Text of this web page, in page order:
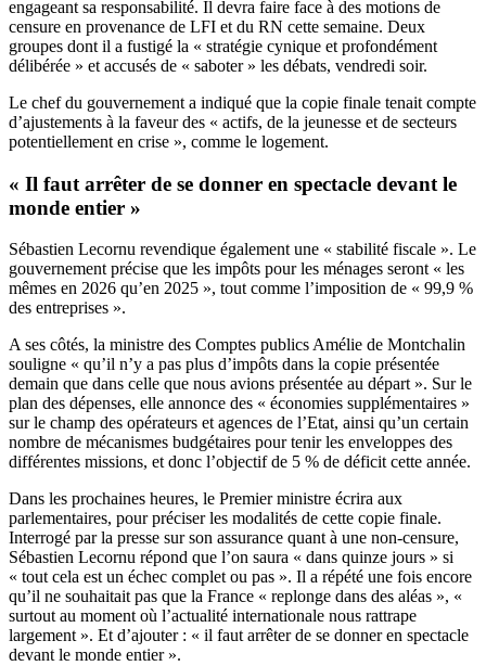
engageant sa responsabilité. Il devra faire face à des motions de
censure en provenance de LFI et du RN cette semaine. Deux
groupes dont il a fustigé la « stratégie cynique et profondément
délibérée » et accusés de « saboter » les débats, vendredi soir.
Le chef du gouvernement a indiqué que la copie finale tenait compte
d’ajustements à la faveur des « actifs, de la jeunesse et de secteurs
potentiellement en crise », comme le logement.
« Il faut arrêter de se donner en spectacle devant le
monde entier »
Sébastien Lecornu revendique également une « stabilité fiscale ». Le
gouvernement précise que les impôts pour les ménages seront « les
mêmes en 2026 qu’en 2025 », tout comme l’imposition de « 99,9 %
des entreprises ».
A ses côtés, la ministre des Comptes publics Amélie de Montchalin
souligne « qu’il n’y a pas plus d’impôts dans la copie présentée
demain que dans celle que nous avions présentée au départ ». Sur le
plan des dépenses, elle annonce des « économies supplémentaires »
sur le champ des opérateurs et agences de l’Etat, ainsi qu’un certain
nombre de mécanismes budgétaires pour tenir les enveloppes des
différentes missions, et donc l’objectif de 5 % de déficit cette année.
Dans les prochaines heures, le Premier ministre écrira aux
parlementaires, pour préciser les modalités de cette copie finale.
Interrogé par la presse sur son assurance quant à une non-censure,
Sébastien Lecornu répond que l’on saura « dans quinze jours » si
« tout cela est un échec complet ou pas ». Il a répété une fois encore
qu’il ne souhaitait pas que la France « replonge dans des aléas », «
surtout au moment où l’actualité internationale nous rattrape
largement ». Et d’ajouter : « il faut arrêter de se donner en spectacle
devant le monde entier ».